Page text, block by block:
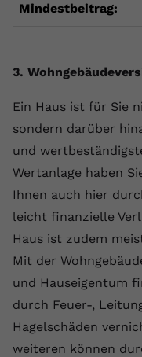
Mindestbeitrag:
3.
Ein Haus ist für Sie
sondern darüber
und
Wertanlage haben
Ihnen auch hier
leicht finanzielle
Haus ist zudem
Mit der
und Hauseigentum
durch Feuer-,
Hagelschäden
weiteren können